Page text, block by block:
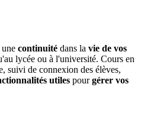
continuité dans la vie de vos
lycée ou à l'université. Cours en
suivi de connexion des élèves,
utiles pourgérer vos